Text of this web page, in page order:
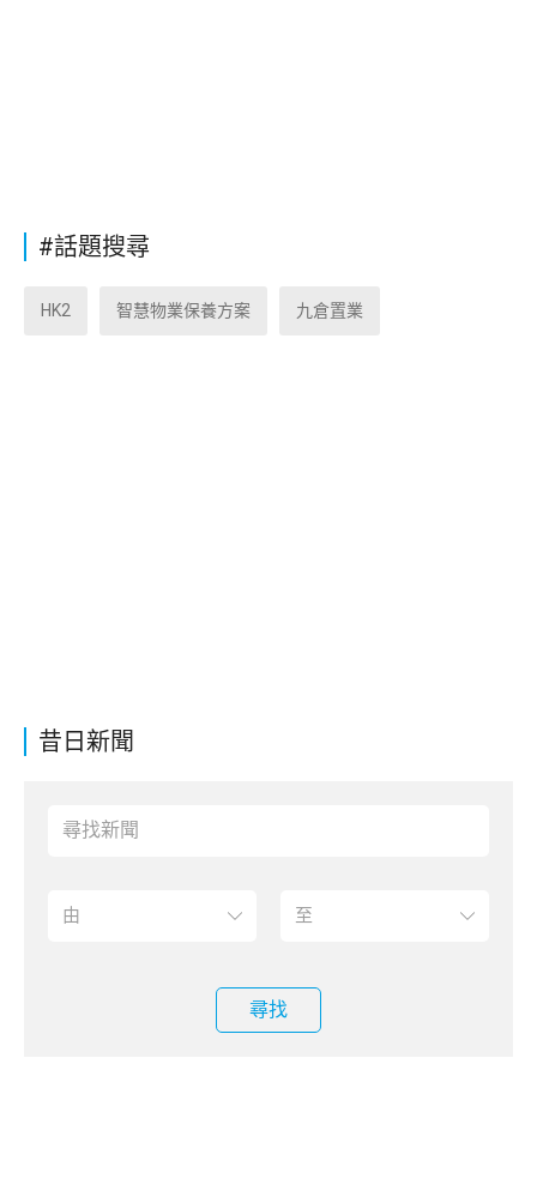
昔日新聞
尋找
#話題搜尋
HK2 智慧物業保養方案 九倉置業